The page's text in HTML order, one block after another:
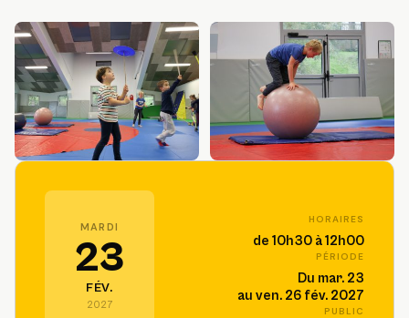
MARDI
23
FÉV.
2027
HORAIRES
de 10h30 à 12h00
PÉRIODE
Du mar. 23
au ven. 26 fév. 2027
PUBLIC